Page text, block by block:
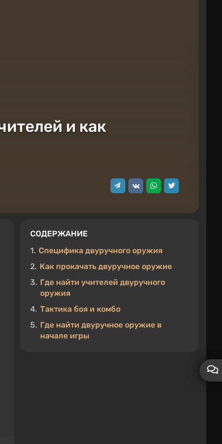
и как
СОДЕРЖАНИЕ
1. Специфика двуручного оружия
2. Как прокачать двуручное оружие
3. Где найти учителей двуручного
оружия
4. Тактика боя и комбо
5. Где найти двуручное оружие в
начале игры